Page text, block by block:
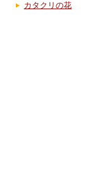
カタクリの花